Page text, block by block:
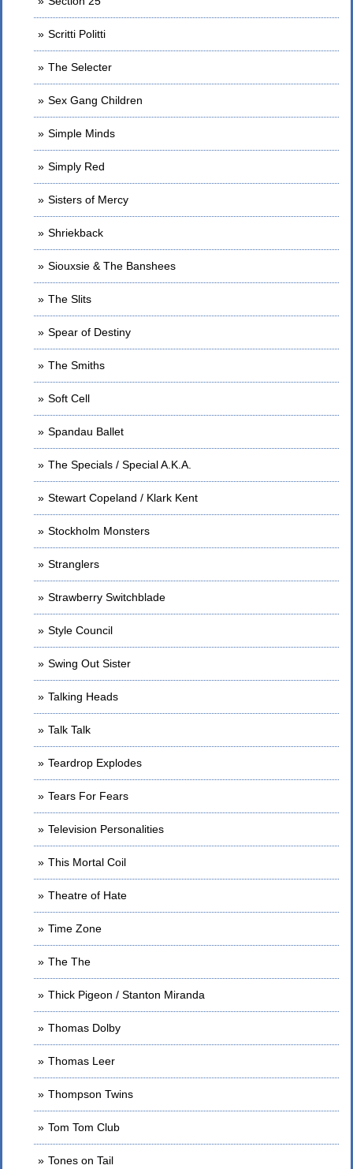
Scritti Politti
The Selecter
Sex Gang Children
Simple Minds
Simply Red
Sisters of Mercy
Shriekback
Siouxsie & The Banshees
The Slits
Spear of Destiny
The Smiths
Soft Cell
Spandau Ballet
The Specials / Special A.K.A.
Stewart Copeland / Klark Kent
Stockholm Monsters
Stranglers
Strawberry Switchblade
Style Council
Swing Out Sister
Talking Heads
Talk Talk
Teardrop Explodes
Tears For Fears
Television Personalities
This Mortal Coil
Theatre of Hate
Time Zone
The The
Thick Pigeon / Stanton Miranda
Thomas Dolby
Thomas Leer
Thompson Twins
Tom Tom Club
Tones on Tail